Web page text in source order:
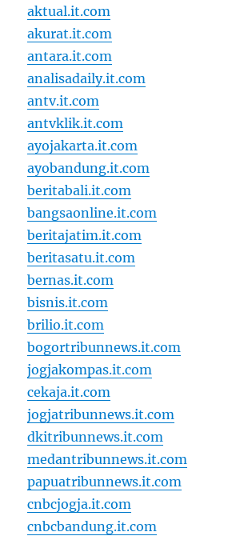
aktual.it.com
akurat.it.com
antara.it.com
analisadaily.it.com
antv.it.com
antvklik.it.com
ayojakarta.it.com
ayobandung.it.com
beritabali.it.com
bangsaonline.it.com
beritajatim.it.com
beritasatu.it.com
bernas.it.com
bisnis.it.com
brilio.it.com
bogortribunnews.it.com
jogjakompas.it.com
cekaja.it.com
jogjatribunnews.it.com
dkitribunnews.it.com
medantribunnews.it.com
papuatribunnews.it.com
cnbcjogja.it.com
cnbcbandung.it.com